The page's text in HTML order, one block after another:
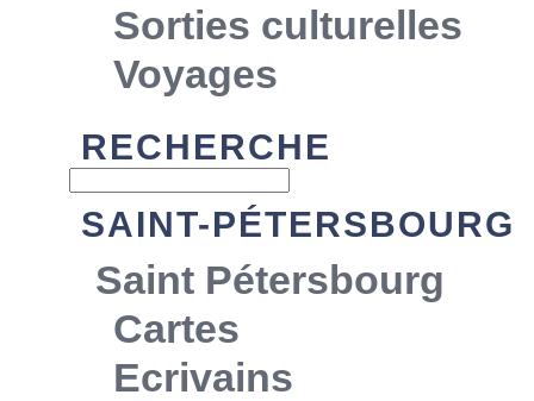
Sorties culturelles
Voyages
RECHERCHE
SAINT-PÉTERSBOURG
Saint Pétersbourg
Cartes
Ecrivains